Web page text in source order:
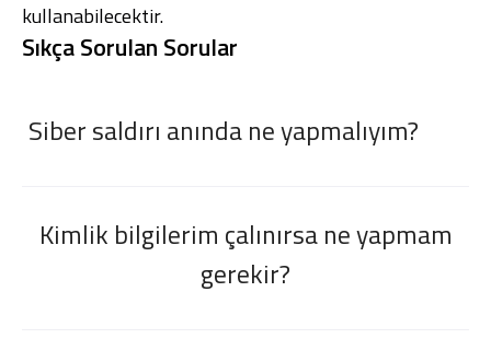
kullanabilecektir.
Sıkça Sorulan Sorular
Siber saldırı anında ne yapmalıyım?
Kimlik bilgilerim çalınırsa ne yapmam
gerekir?